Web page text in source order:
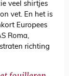
veel shirtjes
vet. En het is
Europees
Roma,
richting